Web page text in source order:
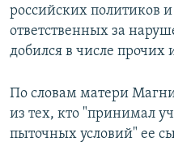
российских политиков
ответственных за
добился в числе
По словам матери
из тех, кто "принимал
пыточных условий" ее